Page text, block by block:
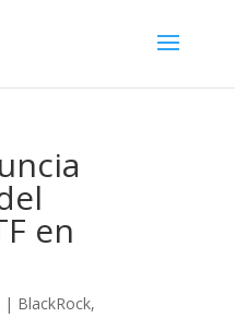
en
| BlackRock,